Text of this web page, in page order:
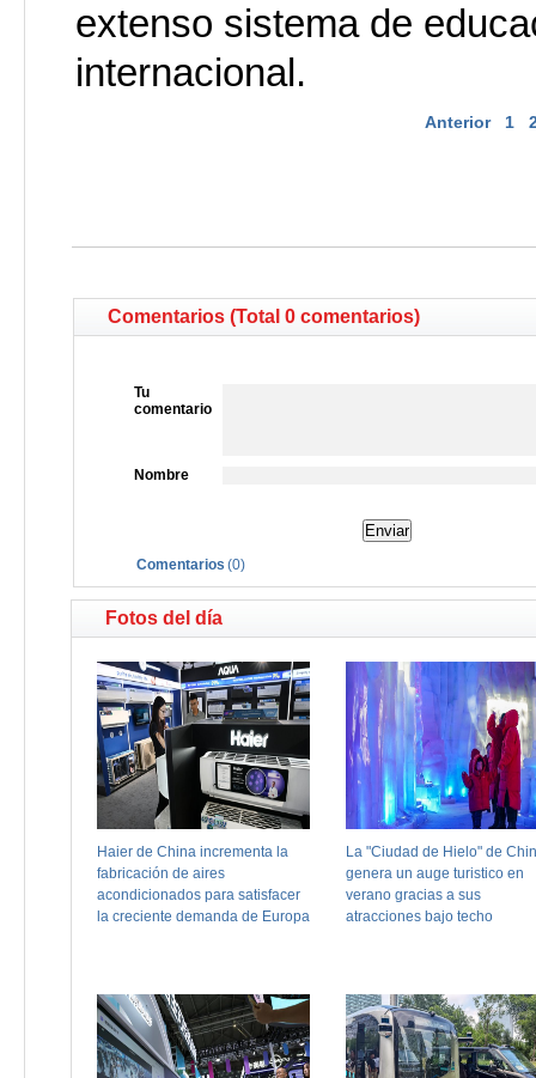
extenso sistema de
internacional.
Anterior 1
Comentarios (Total 0 comentarios)
Tu
comentario
Nombre
Comentarios (0)